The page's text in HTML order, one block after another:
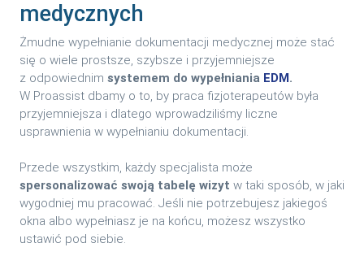
medycznych
Żmudne wypełnianie dokumentacji medycznej może stać
się o wiele prostsze, szybsze i przyjemniejsze
z odpowiednim systemem do wypełniania EDM.
W Proassist dbamy o to, by praca fizjoterapeutów była
przyjemniejsza i dlatego wprowadziliśmy liczne
usprawnienia w wypełnianiu dokumentacji.
Przede wszystkim, każdy specjalista może
spersonalizować swoją tabelę wizyt w taki sposób, w jaki
wygodniej mu pracować. Jeśli nie potrzebujesz jakiegoś
okna albo wypełniasz je na końcu, możesz wszystko
ustawić pod siebie.